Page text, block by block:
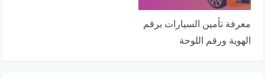
معرفة تأمين السيارات برقم
الهوية ورقم اللوحة